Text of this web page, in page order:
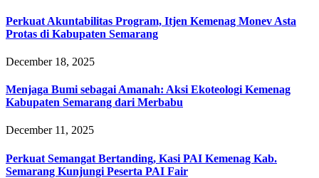
Perkuat Akuntabilitas Program, Itjen Kemenag Monev Asta
Protas di Kabupaten Semarang
December 18, 2025
Menjaga Bumi sebagai Amanah: Aksi Ekoteologi Kemenag
Kabupaten Semarang dari Merbabu
December 11, 2025
Perkuat Semangat Bertanding, Kasi PAI Kemenag Kab.
Semarang Kunjungi Peserta PAI Fair